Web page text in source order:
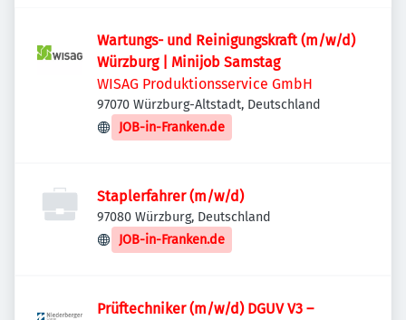
Wartungs- und Reinigungskraft (m/w/d)
Würzburg | Minijob Samstag
WISAG Produktionsservice GmbH
97070 Würzburg-Altstadt, Deutschland
JOB-in-Franken.de
Staplerfahrer (m/w/d)
97080 Würzburg, Deutschland
JOB-in-Franken.de
Prüftechniker (m/w/d) DGUV V3 –